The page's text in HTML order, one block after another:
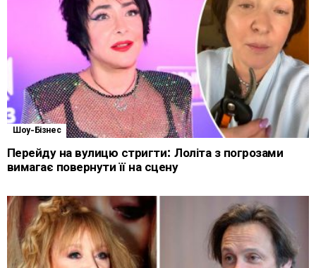
Шоу-Бізнес
Перейду на вулицю стригти: Лоліта з погрозами
вимагає повернути її на сцену